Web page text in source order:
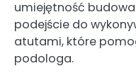
umiejętność
podejście do
atutami, które
podologa.